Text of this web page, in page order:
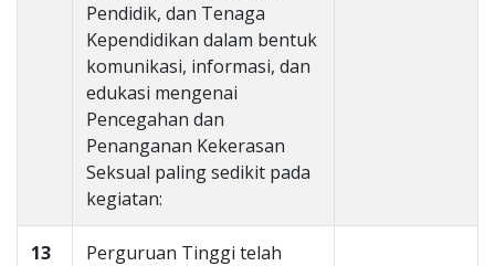
Pendidik, dan Tenaga
Kependidikan dalam bentuk
komunikasi, informasi, dan
edukasi mengenai
Pencegahan dan
Penanganan Kekerasan
Seksual paling sedikit pada
kegiatan:
13
Perguruan Tinggi telah